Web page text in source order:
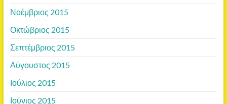
Νοέμβριος 2015
Οκτώβριος 2015
Σεπτέμβριος 2015
Αύγουστος 2015
Ιούλιος 2015
Ιούνιος 2015